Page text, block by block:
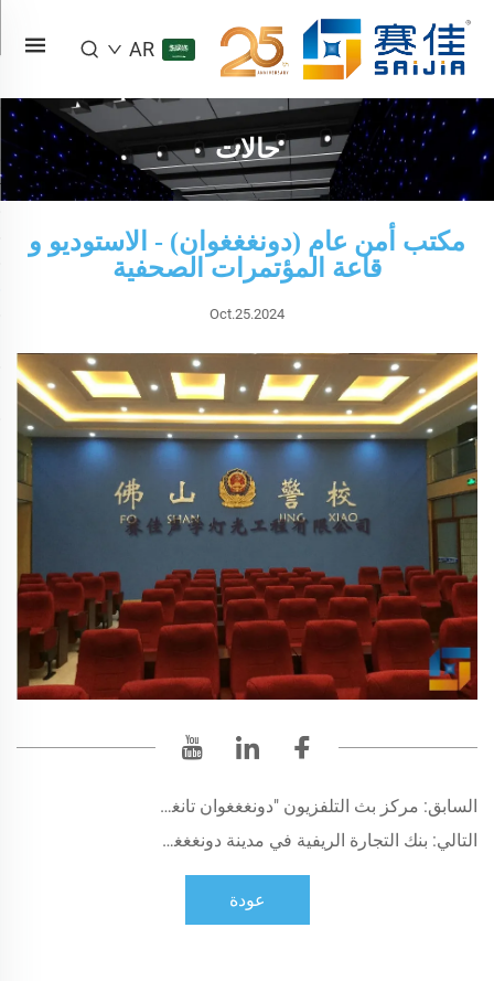
AR
حالات
مكتب أمن عام (دونغغغوان) - الاستوديو و
قاعة المؤتمرات الصحفية
Oct.25.2024
السابق: مركز بث التلفزيون "دونغغغوان تانغشيا"
التالي: بنك التجارة الريفية في مدينة دونغغغوان فرع تشانغ بينغ قاعة متعددة الوظائف، غرفة تدريبية نظام صوتي وضوئي شامل
عودة